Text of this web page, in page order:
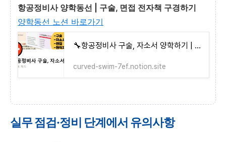
항공정비사 양학동선 | 구술, 면접 전자책 구경하기
양학동선 노션 바로가기
🔧항공정비사 구술, 자소서 양학하기 | Notion
curved-swim-7ef.notion.site
실무 점검·정비 단계에서 유의사항